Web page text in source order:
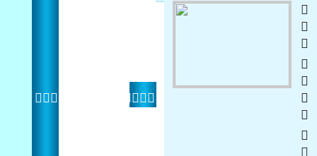
 